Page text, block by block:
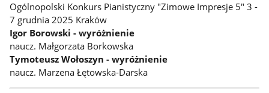
Ogólnopolski Konkurs Pianistyczny "Zimowe Impresje 5" 3 -
7 grudnia 2025 Kraków
Igor Borowski - wyróżnienie
naucz. Małgorzata Borkowska
Tymoteusz Wołoszyn - wyróżnienie
naucz. Marzena Łętowska-Darska